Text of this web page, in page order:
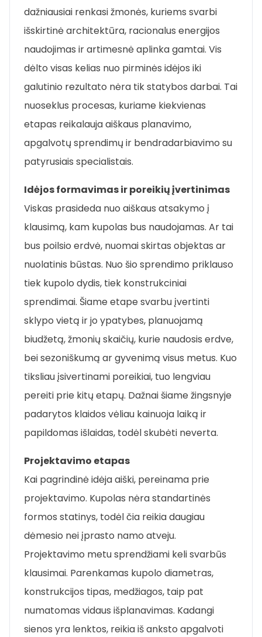
dažniausiai renkasi žmonės, kuriems svarbi
išskirtinė architektūra, racionalus energijos
naudojimas ir artimesnė aplinka gamtai. Vis
dėlto visas kelias nuo pirminės idėjos iki
galutinio rezultato nėra tik statybos darbai. Tai
nuoseklus procesas, kuriame kiekvienas
etapas reikalauja aiškaus planavimo,
apgalvotų sprendimų ir bendradarbiavimo su
patyrusiais specialistais.
Idėjos formavimas ir poreikių įvertinimas
Viskas prasideda nuo aiškaus atsakymo į
klausimą, kam kupolas bus naudojamas. Ar tai
bus poilsio erdvė, nuomai skirtas objektas ar
nuolatinis būstas. Nuo šio sprendimo priklauso
tiek kupolo dydis, tiek konstrukciniai
sprendimai. Šiame etape svarbu įvertinti
sklypo vietą ir jo ypatybes, planuojamą
biudžetą, žmonių skaičių, kurie naudosis erdve,
bei sezoniškumą ar gyvenimą visus metus. Kuo
tiksliau įsivertinami poreikiai, tuo lengviau
pereiti prie kitų etapų. Dažnai šiame žingsnyje
padarytos klaidos vėliau kainuoja laiką ir
papildomas išlaidas, todėl skubėti neverta.
Projektavimo etapas
Kai pagrindinė idėja aiški, pereinama prie
projektavimo. Kupolas nėra standartinės
formos statinys, todėl čia reikia daugiau
dėmesio nei įprasto namo atveju.
Projektavimo metu sprendžiami keli svarbūs
klausimai. Parenkamas kupolo diametras,
konstrukcijos tipas, medžiagos, taip pat
numatomas vidaus išplanavimas. Kadangi
sienos yra lenktos, reikia iš anksto apgalvoti